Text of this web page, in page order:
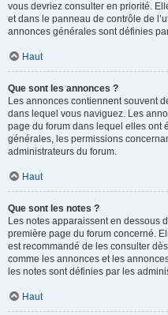
vous devriez consulter en priorité.
et dans le panneau de contrôle de
annonces générales sont définies
Haut
Que sont les annonces ?
Les annonces contiennent souvent
dans lequel vous naviguez. Les
page du forum dans lequel elles ont
générales, les permissions
administrateurs du forum.
Haut
Que sont les notes ?
Les notes apparaissent en dessous
première page du forum concerné.
est recommandé de les consulter
comme les annonces et les
les notes sont définies par les
Haut